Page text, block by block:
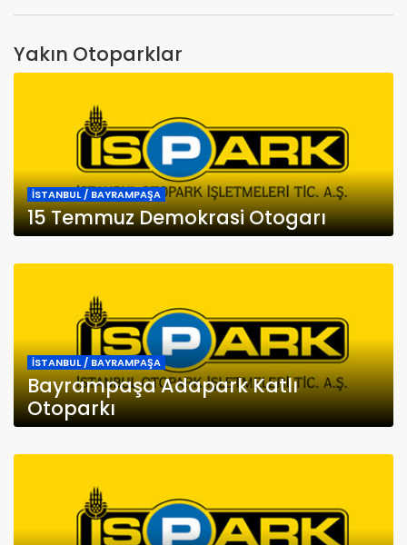
Yakın Otoparklar
İSTANBUL / BAYRAMPAŞA
15 Temmuz Demokrasi Otogarı
İSTANBUL / BAYRAMPAŞA
Bayrampaşa Adapark Katlı
Otoparkı